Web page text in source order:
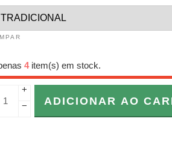
4item(s) em stock.
+
−
ADICIONAR AO